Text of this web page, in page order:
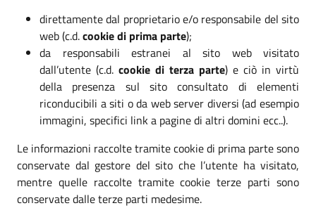
direttamente dal proprietario e/o responsabile del sito
web (c.d.cookie di prima parte);
da responsabili estranei al sito web visitato
dall’utente (c.d. cookie di terza parte) e ciò in virtù
della presenza sul sito consultato di elementi
riconducibili a siti o da web server diversi (ad esempio
immagini, specifici link a pagine di altri domini ecc..).
Le informazioni raccolte tramite cookie di prima parte sono
conservate dal gestore del sito che l’utente ha visitato,
mentre quelle raccolte tramite cookie terze parti sono
conservate dalle terze parti medesime.